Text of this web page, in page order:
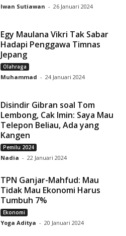
Iwan Sutiawan - 26 Januari 2024
Egy Maulana Vikri Tak Sabar
Hadapi Penggawa Timnas
Jepang
Olahraga
Muhammad - 24 Januari 2024
Disindir Gibran soal Tom
Lembong, Cak Imin: Saya Mau
Telepon Beliau, Ada yang
Kangen
Pemilu 2024
Nadia - 22 Januari 2024
TPN Ganjar-Mahfud: Mau
Tidak Mau Ekonomi Harus
Tumbuh 7%
Ekonomi
Yoga Aditya - 20 Januari 2024